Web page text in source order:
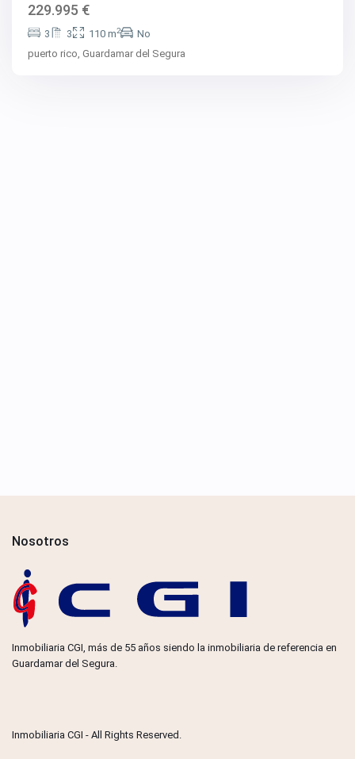
229.995 €
3 3 110 m2
No
puerto rico,Guardamar del Segura
Nosotros
Inmobiliaria CGI, más de 55 años siendo la inmobiliaria de referencia en
Guardamar del Segura.
Inmobiliaria CGI - All Rights Reserved.